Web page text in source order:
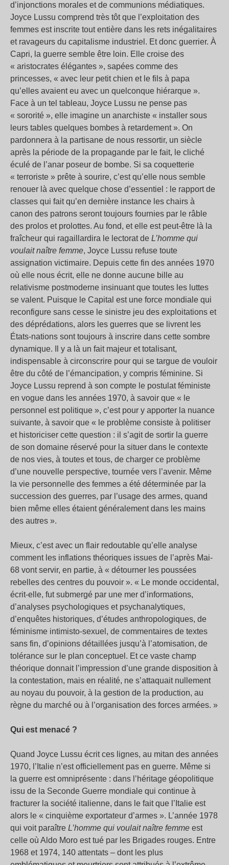
d’injonctions morales et de communions médiatiques.
Joyce Lussu comprend très tôt que l’exploitation des
femmes est inscrite tout entière dans les rets inégalitaires
et ravageurs du capitalisme industriel. Et donc guerrier. À
Capri, la guerre semble être loin. Elle croise des
« aristocrates élégantes », sapées comme des
princesses, « avec leur petit chien et le fils à papa
qu’elles avaient eu avec un quelconque hiérarque ».
Face à un tel tableau, Joyce Lussu ne pense pas
« sororité », elle imagine un anarchiste « installer sous
leurs tables quelques bombes à retardement ». On
pardonnera à la partisane de nous ressortir, un siècle
après la période de la propagande par le fait, le cliché
éculé de l’anar poseur de bombe. Si sa coquetterie
« terroriste » prête à sourire, c’est qu’elle nous semble
renouer là avec quelque chose d’essentiel : le rapport de
classes qui fait qu’en dernière instance les chairs à
canon des patrons seront toujours fournies par le râble
des prolos et prolottes. Au fond, et elle est peut-être là la
fraîcheur qui ragaillardira le lectorat de L’homme qui
voulait naître femme, Joyce Lussu refuse toute
assignation victimaire. Depuis cette fin des années 1970
où elle nous écrit, elle ne donne aucune bille au
relativisme postmoderne insinuant que toutes les luttes
se valent. Puisque le Capital est une force mondiale qui
reconfigure sans cesse le sinistre jeu des exploitations et
des déprédations, alors les guerres que se livrent les
États-nations sont toujours à inscrire dans cette sombre
dynamique. Il y a là un fait majeur et totalisant,
indispensable à circonscrire pour qui se targue de vouloir
être du côté de l’émancipation, y compris féminine. Si
Joyce Lussu reprend à son compte le postulat féministe
en vogue dans les années 1970, à savoir que « le
personnel est politique », c’est pour y apporter la nuance
suivante, à savoir que « le problème consiste à politiser
et historiciser cette question : il s’agit de sortir la guerre
de son domaine réservé pour la situer dans le contexte
de nos vies, à toutes et tous, de charger ce problème
d’une nouvelle perspective, tournée vers l’avenir. Même
la vie personnelle des femmes a été déterminée par la
succession des guerres, par l’usage des armes, quand
bien même elles étaient généralement dans les mains
des autres ».
Mieux, c’est avec un flair redoutable qu’elle analyse
comment les inflations théoriques issues de l’après Mai-
68 vont servir, en partie, à « détourner les poussées
rebelles des centres du pouvoir ». « Le monde occidental,
écrit-elle, fut submergé par une mer d’informations,
d’analyses psychologiques et psychanalytiques,
d’enquêtes historiques, d’études anthropologiques, de
féminisme intimisto-sexuel, de commentaires de textes
sans fin, d’opinions détaillées jusqu’à l’atomisation, de
tolérance sur le plan conceptuel. Et ce vaste champ
théorique donnait l’impression d’une grande disposition à
la contestation, mais en réalité, ne s’attaquait nullement
au noyau du pouvoir, à la gestion de la production, au
règne du marché ou à l’organisation des forces armées. »
Qui est menacé ?
Quand Joyce Lussu écrit ces lignes, au mitan des années
1970, l’Italie n’est officiellement pas en guerre. Même si
la guerre est omniprésente : dans l’héritage géopolitique
issu de la Seconde Guerre mondiale qui continue à
fracturer la société italienne, dans le fait que l’Italie est
alors le « cinquième exportateur d’armes ». L’année 1978
qui voit paraître L’homme qui voulait naître femme est
celle où Aldo Moro est tué par les Brigades rouges. Entre
1968 et 1974, 140 attentats – dont les plus